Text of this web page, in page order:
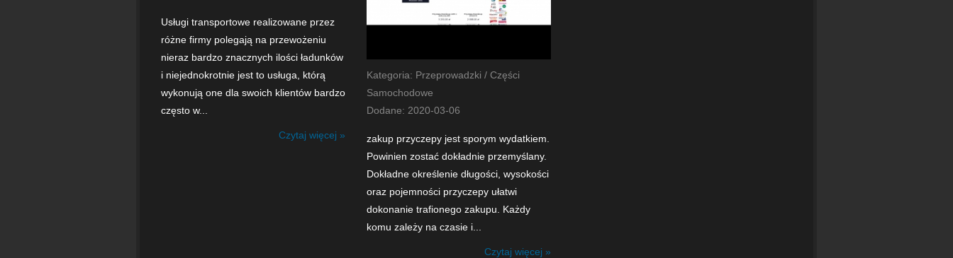
Usługi transportowe realizowane przez
różne firmy polegają na przewożeniu
nieraz bardzo znacznych ilości ładunków
i niejednokrotnie jest to usługa, którą
wykonują one dla swoich klientów bardzo
często w...
Czytaj więcej »
Kategoria: Przeprowadzki / Części
Samochodowe
Dodane: 2020-03-06
zakup przyczepy jest sporym wydatkiem.
Powinien zostać dokładnie przemyślany.
Dokładne określenie długości, wysokości
oraz pojemności przyczepy ułatwi
dokonanie trafionego zakupu. Każdy
komu zależy na czasie i...
Czytaj więcej »